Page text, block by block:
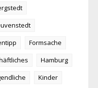
Formsache
Hamburg
Kinder